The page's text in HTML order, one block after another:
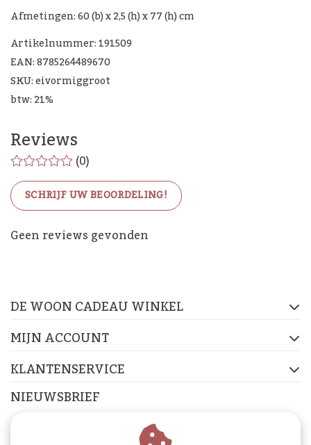
Afmetingen: 60 (b) x 2,5 (h) x 77 (h) cm
Artikelnummer: 191509
EAN: 8785264489670
SKU: eivormiggroot
btw: 21%
Reviews
(0)
SCHRIJF UW BEOORDELING!
Geen reviews gevonden
De Woon Cadeau Winkel
DE WOON CADEAU WINKEL
MIJN ACCOUNT
KLANTENSERVICE
NIEUWSBRIEF
Abonneer je op onze nieuwsbrief om op de hoogte te